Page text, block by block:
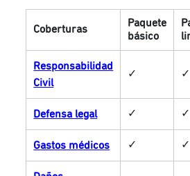
Coberturas
Paquete
básico
Responsabilidad
Civil
✓ ✓
Defensa legal ✓ ✓
Gastos médicos ✓ ✓